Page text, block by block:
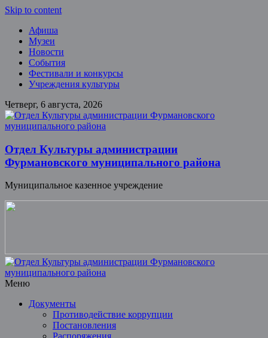
Skip to content
Афиша
Музеи
Новости
События
Фестивали и конкурсы
Учреждения культуры
Четверг, 6 августа, 2026
Отдел Культуры администрации
Фурмановского муниципального района
Муниципальное казенное учреждение
Меню
Документы
Противодействие коррупции
Постановления